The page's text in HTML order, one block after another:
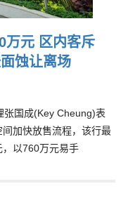
万元 区内客斥
蚀让离场
张国成(Key Cheung)表
加快放售流程，该行最
以760万元易手